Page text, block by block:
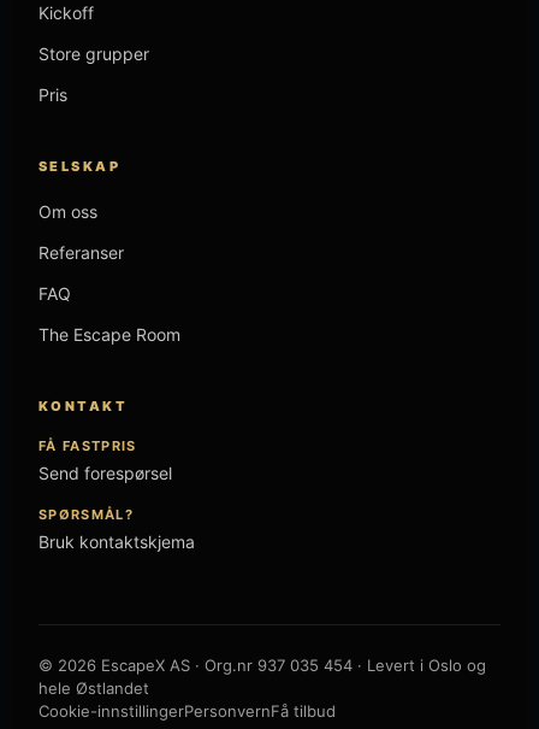
Kickoff
Store grupper
Pris
SELSKAP
Om oss
Referanser
FAQ
The Escape Room
KONTAKT
FÅ FASTPRIS
Send forespørsel
SPØRSMÅL?
Bruk kontaktskjema
© 2026 EscapeX AS · Org.nr 937 035 454 · Levert i Oslo og
hele Østlandet
Cookie-innstillingerPersonvernFå tilbud